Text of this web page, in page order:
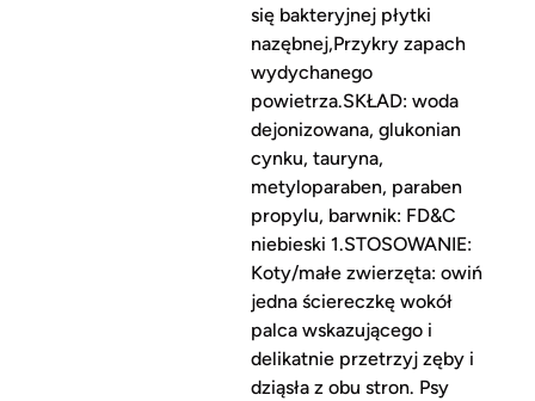
się bakteryjnej płytki
nazębnej,Przykry zapach
wydychanego
powietrza.SKŁAD: woda
dejonizowana, glukonian
cynku, tauryna,
metyloparaben, paraben
propylu, barwnik: FD&C
niebieski 1.STOSOWANIE:
Koty/małe zwierzęta: owiń
jedna ściereczkę wokół
palca wskazującego i
delikatnie przetrzyj zęby i
dziąsła z obu stron. Psy